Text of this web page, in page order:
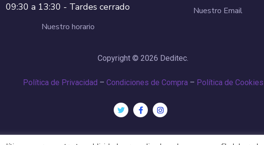
09:30 a 13:30 - Tardes cerrado
Nuestro horario
Nuestro Email
Copyright © 2026 Deditec.
Política de Privacidad – Condiciones de Compra– Política de Cookies